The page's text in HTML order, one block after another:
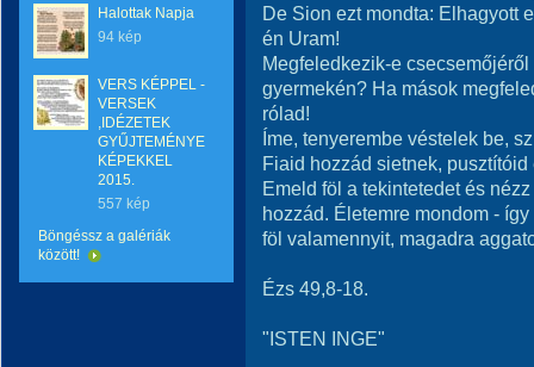
Halottak Napja
94 kép
VERS KÉPPEL -
VERSEK
,IDÉZETEK
GYŰJTEMÉNYE
KÉPEKKEL
2015.
557 kép
Böngéssz a galériák
között!
De Sion ezt mondta: Elhagyott
én Uram!
Megfeledkezik-e
gyermekén? Ha mások
rólad!
Íme, tenyerembe véstelek be,
Fiaid hozzád sietnek,
Emeld föl a tekintetedet és
hozzád. Életemre mondom -
föl valamennyit, magadra
Ézs 49,8-18.
"ISTEN INGE"